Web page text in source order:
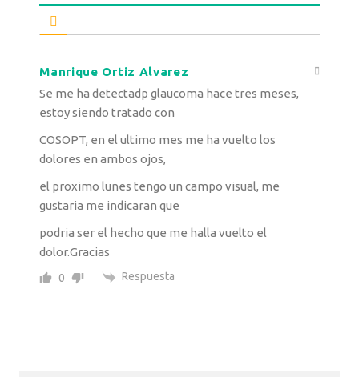
Manrique Ortiz Alvarez
Se me ha detectadp glaucoma hace tres meses,
estoy siendo tratado con
COSOPT, en el ultimo mes me ha vuelto los
dolores en ambos ojos,
el proximo lunes tengo un campo visual, me
gustaria me indicaran que
podria ser el hecho que me halla vuelto el
dolor.Gracias
0 Respuesta